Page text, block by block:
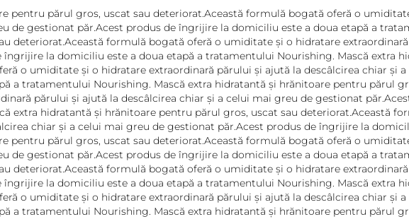
pentru părul gros, uscat sau deteriorat.Această formulă bogată oferă o
de gestionat păr.Acest produs de îngrijire la domiciliu este a doua etapă a
deteriorat.Această formulă bogată oferă o umiditate și o hidratare
la domiciliu este a doua etapă a tratamentului Nourishing. Mască extra
o umiditate și o hidratare extraordinară părului și ajută la descâlcirea chiar și
a tratamentului Nourishing. Mască extra hidratantă și hrănitoare pentru părul
părului și ajută la descâlcirea chiar și a celui mai greu de gestionat
extra hidratantă și hrănitoare pentru părul gros, uscat sau deteriorat.Această
chiar și a celui mai greu de gestionat păr.Acest produs de îngrijire la
pentru părul gros, uscat sau deteriorat.Această formulă bogată oferă o
de gestionat păr.Acest produs de îngrijire la domiciliu este a doua etapă a
deteriorat.Această formulă bogată oferă o umiditate și o hidratare
la domiciliu este a doua etapă a tratamentului Nourishing. Mască extra
o umiditate și o hidratare extraordinară părului și ajută la descâlcirea chiar și
a tratamentului Nourishing. Mască extra hidratantă și hrănitoare pentru părul